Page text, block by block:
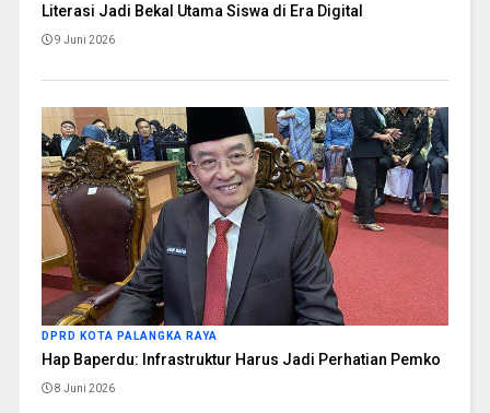
Literasi Jadi Bekal Utama Siswa di Era Digital
9 Juni 2026
DPRD KOTA PALANGKA RAYA
Hap Baperdu: Infrastruktur Harus Jadi Perhatian Pemko
8 Juni 2026